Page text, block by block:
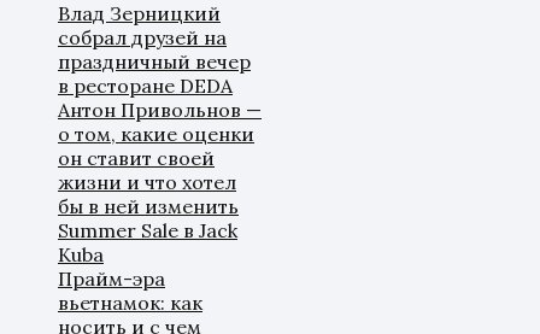
Влад Зерницкий
собрал друзей на
праздничный вечер
в ресторане DEDA
Антон Привольнов —
о том, какие оценки
он ставит своей
жизни и что хотел
бы в ней изменить
Summer Sale в Jack
Kuba
Прайм-эра
вьетнамок: как
носить и с чем